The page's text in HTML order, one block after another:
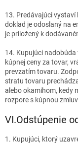
13. Predávajúci
doklad je odoslaný na
je priložený k
14. Kupujúci
kúpnej ceny za tovar,
prevzatím tovaru.
stratu tovaru
alebo okamihom, kedy
rozpore s kúpnou
VI.Odstúpenie
1. Kupujúci, ktorý